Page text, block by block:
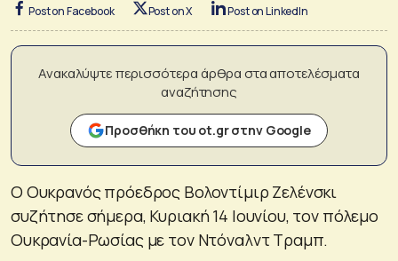
Post on Facebook Post on X Post on LinkedIn
Ανακαλύψτε περισσότερα άρθρα στα αποτελέσματα
αναζήτησης
Προσθήκη του ot.gr στην Google
Ο Ουκρανός πρόεδρος Βολοντίμιρ Ζελένσκι
συζήτησε σήμερα, Κυριακή 14 Ιουνίου, τον πόλεμο
Ουκρανία-Ρωσίας με τον Ντόναλντ Τραμπ.